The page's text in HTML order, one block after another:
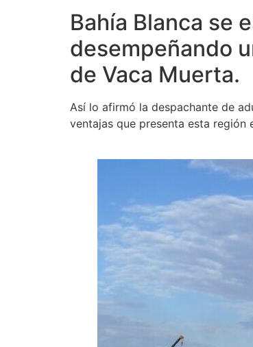
Bahía Blanca se
desempeñando
de Vaca Muerta.
Así lo afirmó la despachante de
ventajas que presenta esta región